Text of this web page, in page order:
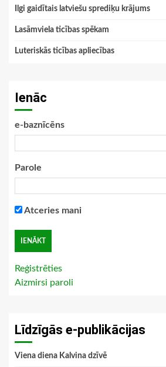
Ilgi gaidītais latviešu sprediķu krājums
Lasāmviela ticības spēkam
Luteriskās ticības apliecības
Ienāc
e-baznīcēns
Parole
Atceries mani
Reģistrēties
Aizmirsi paroli
Līdzīgās e-publikācijas
Viena diena Kalvina dzīvē